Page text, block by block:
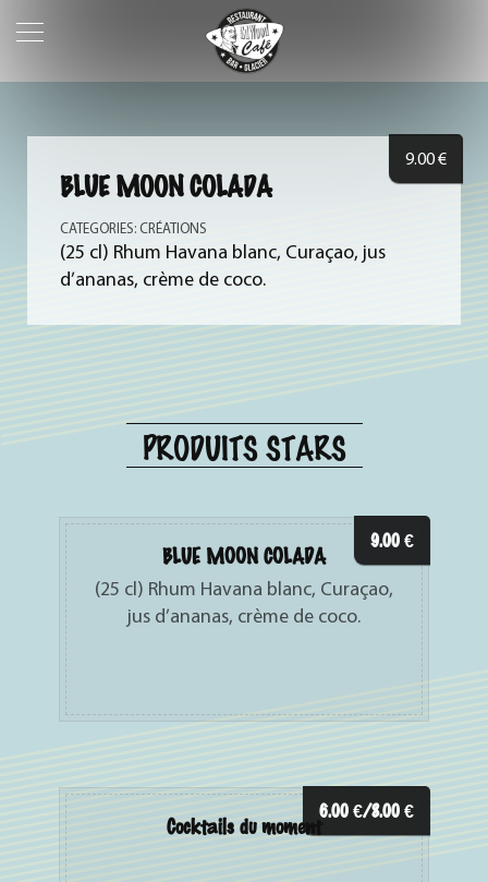
BLUE MOON COLADA
CATEGORIES:CRÉATIONS
(25 cl) Rhum Havana blanc, Curaçao, jus
d’ananas, crème de coco.
9.00€
PRODUITS STARS
9.00€
BLUE MOON COLADA
(25 cl) Rhum Havana blanc, Curaçao,
jus d’ananas, crème de coco.
6.00€/8.00€
Cocktails du moment